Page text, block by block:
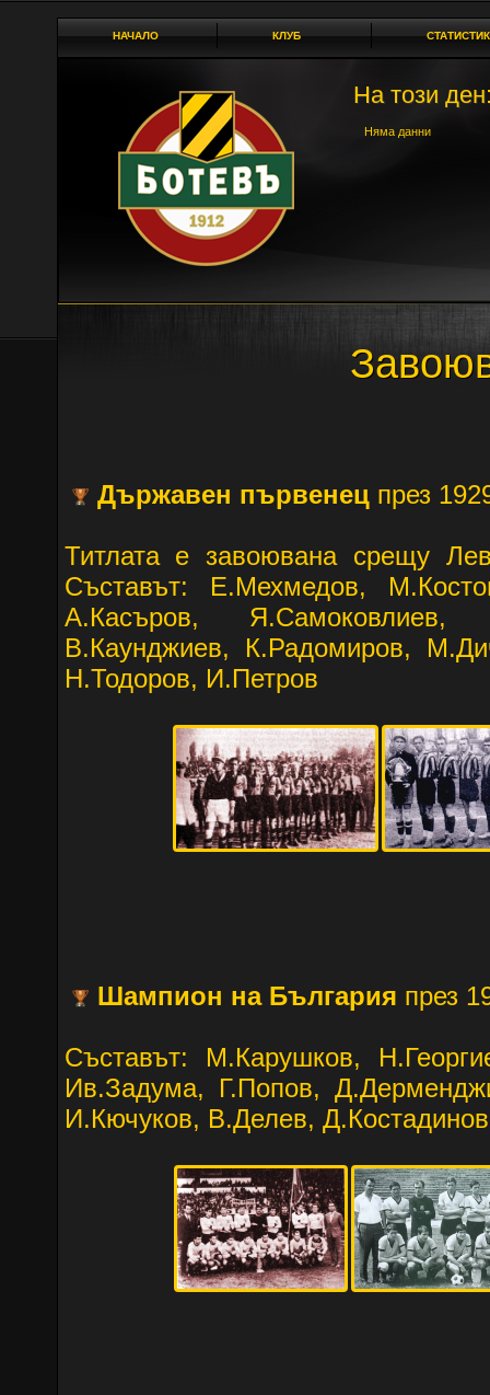
НАЧАЛО КЛУБ
На този
Няма данни
Държавен първенецпрез
Титлата е завоювана срещу
Съставът: Е.Мехмедов,
А.Касъров,
В.Каунджиев, К.Радомиров,
Н.Тодоров, И.Петров
Шампион на България през
Съставът: М.Карушков,
Ив.Задума, Г.Попов,
И.Кючуков, В.Делев,